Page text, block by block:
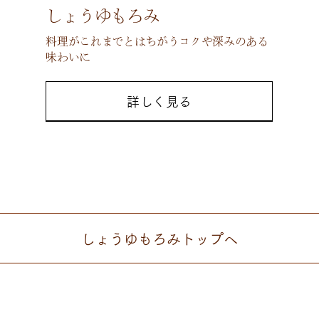
しょうゆもろみ
料理がこれまでとはちがうコクや深みのある
味わいに
詳しく見る
しょうゆもろみ トップへ